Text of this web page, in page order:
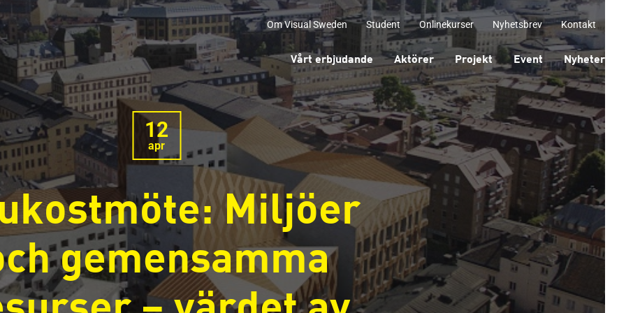
Om Visual Sweden Student Onlinekurser Nyhetsbrev Kontakt
Vårt erbjudande Aktörer Projekt Event Nyheter
12
apr
Miljöer
gemensamma